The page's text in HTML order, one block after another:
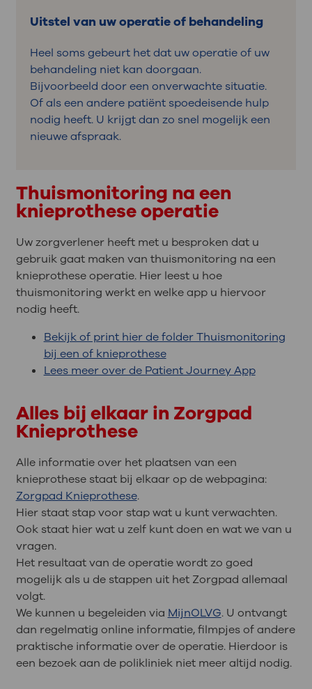
Uitstel van uw operatie of behandeling
Heel soms gebeurt het dat uw operatie of uw
behandeling niet kan doorgaan.
Bijvoorbeeld door een onverwachte situatie.
Of als een andere patiënt spoedeisende hulp
nodig heeft. U krijgt dan zo snel mogelijk een
nieuwe afspraak.
Thuismonitoring na een
knieprothese operatie
Uw zorgverlener heeft met u besproken dat u
gebruik gaat maken van thuismonitoring na een
knieprothese operatie. Hier leest u hoe
thuismonitoring werkt en welke app u hiervoor
nodig heeft.
Bekijk of print hier de folder Thuismonitoring
bij een of knieprothese
Lees meer over de Patient Journey App
Alles bij elkaar in Zorgpad
Knieprothese
Alle informatie over het plaatsen van een
knieprothese staat bij elkaar op de webpagina:
Zorgpad Knieprothese.
Hier staat stap voor stap wat u kunt verwachten.
Ook staat hier wat u zelf kunt doen en wat we van u
vragen.
Het resultaat van de operatie wordt zo goed
mogelijk als u de stappen uit het Zorgpad allemaal
volgt.
We kunnen u begeleiden via MijnOLVG. U ontvangt
dan regelmatig online informatie, filmpjes of andere
praktische informatie over de operatie. Hierdoor is
een bezoek aan de polikliniek niet meer altijd nodig.